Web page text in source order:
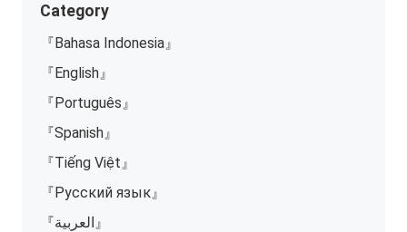
Category
『Bahasa Indonesia』
『English』
『Português』
『Spanish』
『Tiếng Việt』
『Русский язык』
『العربية』